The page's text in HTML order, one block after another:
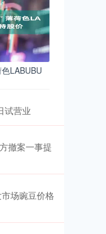
LABUBU
试营业
撤案一事提
场豌豆价格